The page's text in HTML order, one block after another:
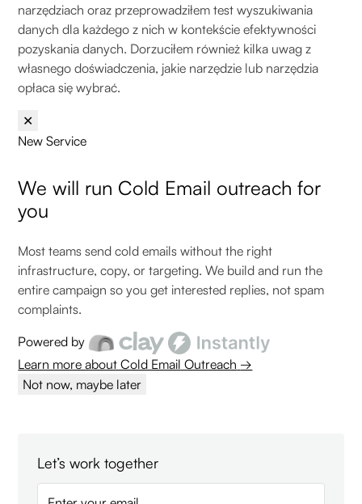
narzędziach oraz przeprowadziłem test wyszukiwania
danych dla każdego z nich w kontekście efektywności
pozyskania danych. Dorzuciłem również kilka uwag z
własnego doświadczenia, jakie narzędzie lub narzędzia
opłaca się wybrać.
✕
New Service
We will run Cold Email outreach for
you
Most teams send cold emails without the right
infrastructure, copy, or targeting. We build and run the
entire campaign so you get interested replies, not spam
complaints.
Powered by
Learn more about Cold Email Outreach →
Not now, maybe later
Let’s work together